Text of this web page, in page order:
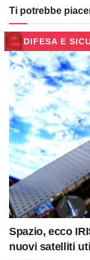
Ti potrebbe
DIFESA E
Spazio, ecco
nuovi satelliti